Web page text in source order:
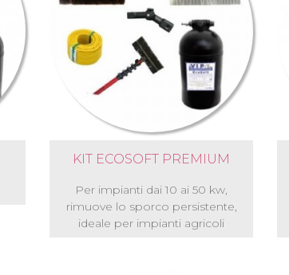
KIT ECOSOFT PREMIUM
Per impianti dai 10 ai 50 kw,
rimuove lo sporco persistente,
ideale per impianti agricoli